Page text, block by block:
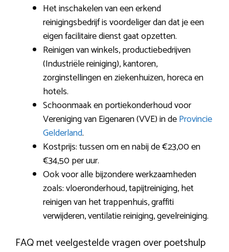
Het inschakelen van een erkend
reinigingsbedrijf is voordeliger dan dat je een
eigen facilitaire dienst gaat opzetten.
Reinigen van winkels, productiebedrijven
(Industriële reiniging), kantoren,
zorginstellingen en ziekenhuizen, horeca en
hotels.
Schoonmaak en portiekonderhoud voor
Vereniging van Eigenaren (VVE) in deProvincie
Gelderland.
Kostprijs: tussen om en nabij de €23,00 en
€34,50 per uur.
Ook voor alle bijzondere werkzaamheden
zoals: vloeronderhoud, tapijtreiniging, het
reinigen van het trappenhuis, graffiti
verwijderen, ventilatie reiniging, gevelreiniging.
FAQ met veelgestelde vragen over poetshulp